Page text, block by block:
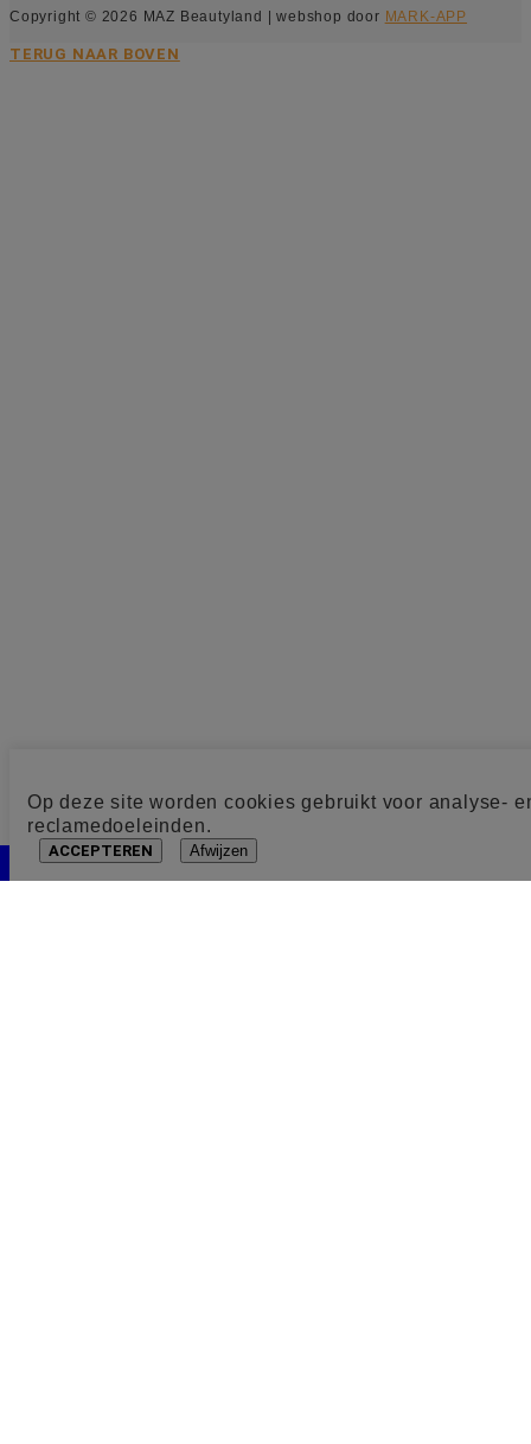
Op deze site worden cookies gebruikt voor analyse-
reclamedoeleinden.
ACCEPTEREN Afwijzen
Copyright © 2026 MAZ Beautyland | webshop door MARK-APP
TERUG NAAR BOVEN
Cookie toestemming